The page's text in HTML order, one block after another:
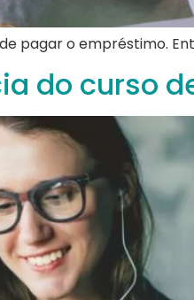
pagar o empréstimo.
do curso